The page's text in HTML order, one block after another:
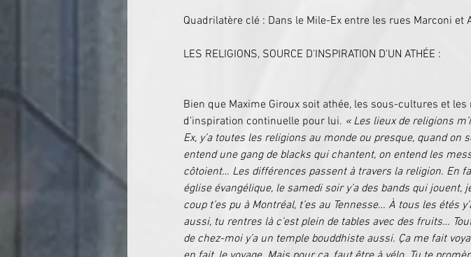
Quadrilatère clé : Dans le Mile-Ex entre les rues Marconi et
LES RELIGIONS, SOURCE D'INSPIRATION D'UN ATHÉE :
Bien que Maxime Giroux soit athée, les sous-cultures et
d’inspiration continuelle pour lui. « Les lieux de religions
Ex, y’a toutes les religions au monde ou presque, quand
entend une gang de blacks qui chantent, on entend les
côtoient… Les différences passent à travers la religion. En
église évangélique, le samedi soir y’a des bands qui jouent,
coup t’es pu à Montréal, t’es au Tennesse… À tous les étés
aussi, tu rentres là c’est plein de tables avec des fruits…
de chez-moi y’a un temple bouddhiste aussi. Ça me fait